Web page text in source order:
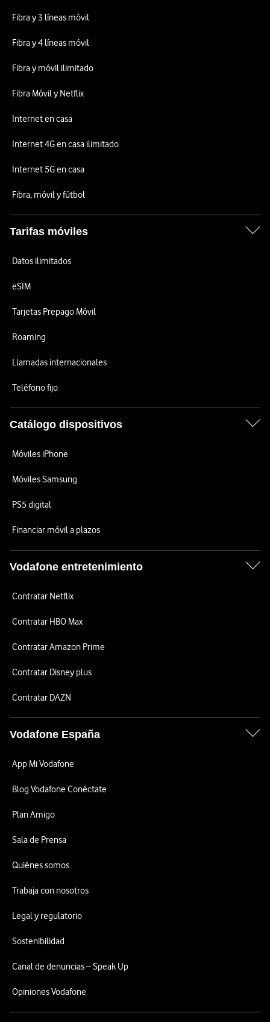
Fibra y 3 líneas móvil
Fibra y 4 líneas móvil
Fibra y móvil ilimitado
Fibra Móvil y Netflix
Internet en casa
Internet 4G en casa ilimitado
Internet 5G en casa
Fibra, móvil y fútbol
Tarifas móviles
Datos ilimitados
eSIM
Tarjetas Prepago Móvil
Roaming
Llamadas internacionales
Teléfono fijo
Catálogo dispositivos
Móviles iPhone
Móviles Samsung
PS5 digital
Financiar móvil a plazos
Vodafone entretenimiento
Contratar Netflix
Contratar HBO Max
Contratar Amazon Prime
Contratar Disney plus
Contratar DAZN
Vodafone España
App Mi Vodafone
Blog Vodafone Conéctate
Plan Amigo
Sala de Prensa
Quiénes somos
Trabaja con nosotros
Legal y regulatorio
Sostenibilidad
Canal de denuncias – Speak Up
Opiniones Vodafone